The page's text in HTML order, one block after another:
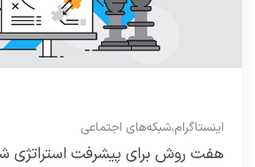
اینستاگرام،شبکه‌های اجتماعی
هفت روش برای پیشرفت استراتژی